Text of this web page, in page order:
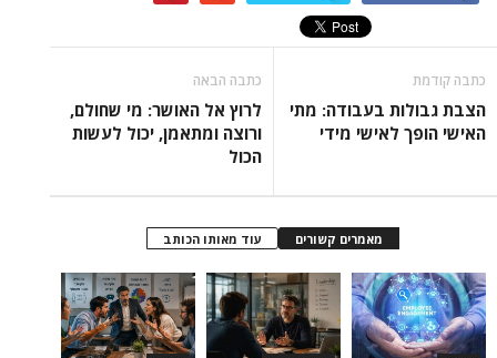
כתבה קודמת
הצבת גבולות בעבודה: מתי
האישי הופך לאישי מידי
כתבה הבאה
לרוץ אל האושר: מי שחולם,
ורוצה ומתאמן, יכול לעשות
הכול
מאמרים קשורים עוד מאותו הכותב